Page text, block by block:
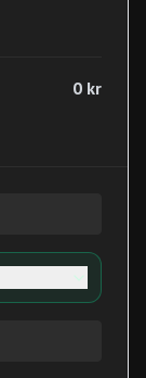
0 kr